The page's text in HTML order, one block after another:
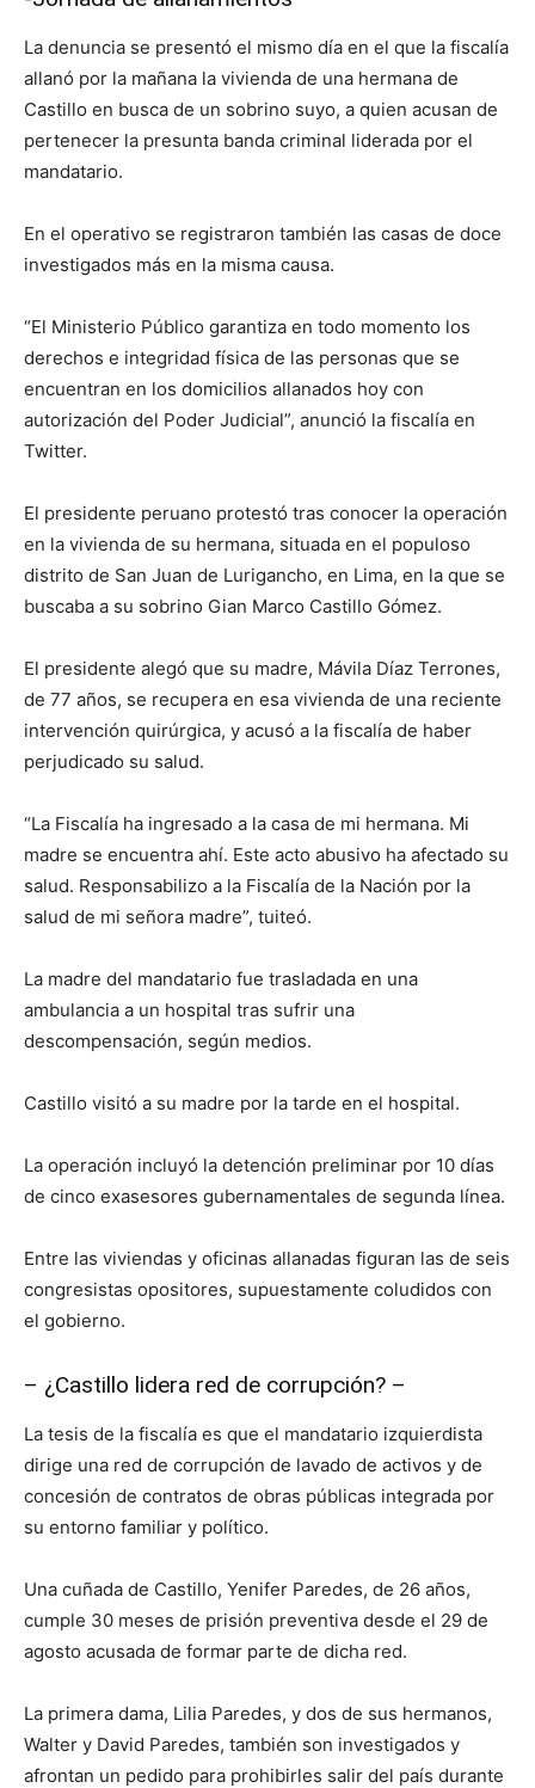
La denuncia se presentó el mismo día en el que la fiscalía
allanó por la mañana la vivienda de una hermana de
Castillo en busca de un sobrino suyo, a quien acusan de
pertenecer la presunta banda criminal liderada por el
mandatario.
En el operativo se registraron también las casas de doce
investigados más en la misma causa.
“El Ministerio Público garantiza en todo momento los
derechos e integridad física de las personas que se
encuentran en los domicilios allanados hoy con
autorización del Poder Judicial”, anunció la fiscalía en
Twitter.
El presidente peruano protestó tras conocer la operación
en la vivienda de su hermana, situada en el populoso
distrito de San Juan de Lurigancho, en Lima, en la que se
buscaba a su sobrino Gian Marco Castillo Gómez.
El presidente alegó que su madre, Mávila Díaz Terrones,
de 77 años, se recupera en esa vivienda de una reciente
intervención quirúrgica, y acusó a la fiscalía de haber
perjudicado su salud.
“La Fiscalía ha ingresado a la casa de mi hermana. Mi
madre se encuentra ahí. Este acto abusivo ha afectado su
salud. Responsabilizo a la Fiscalía de la Nación por la
salud de mi señora madre”, tuiteó.
La madre del mandatario fue trasladada en una
ambulancia a un hospital tras sufrir una
descompensación, según medios.
Castillo visitó a su madre por la tarde en el hospital.
La operación incluyó la detención preliminar por 10 días
de cinco exasesores gubernamentales de segunda línea.
Entre las viviendas y oficinas allanadas figuran las de seis
congresistas opositores, supuestamente coludidos con
el gobierno.
– ¿Castillo lidera red de corrupción? –
La tesis de la fiscalía es que el mandatario izquierdista
dirige una red de corrupción de lavado de activos y de
concesión de contratos de obras públicas integrada por
su entorno familiar y político.
Una cuñada de Castillo, Yenifer Paredes, de 26 años,
cumple 30 meses de prisión preventiva desde el 29 de
agosto acusada de formar parte de dicha red.
La primera dama, Lilia Paredes, y dos de sus hermanos,
Walter y David Paredes, también son investigados y
afrontan un pedido para prohibirles salir del país durante